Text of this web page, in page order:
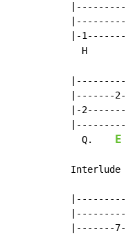
|-
  H
|-------
|-
  Q.
E
Interlude
|-------